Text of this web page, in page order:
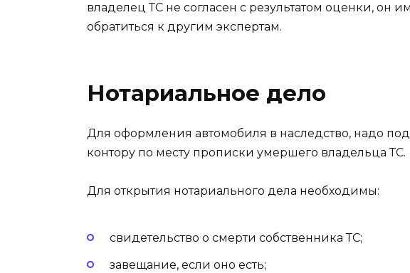
владелец ТС не согласен с результатом оценки, он
обратиться к другим экспертам.
Нотариальное дело
Для оформления автомобиля в наследство, надо
контору по месту прописки умершего владельца ТС.
Для открытия нотариального дела необходимы:
свидетельство о смерти собственника ТС;
завещание, если оно есть;